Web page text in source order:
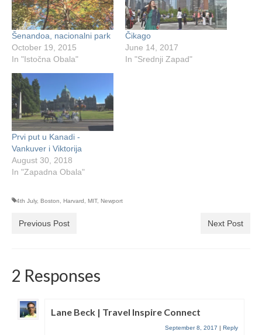
Šenandoa, nacionalni park
October 19, 2015
In "Istočna Obala"
Čikago
June 14, 2017
In "Srednji Zapad"
Prvi put u Kanadi -
Vankuver i Viktorija
August 30, 2018
In "Zapadna Obala"
4th July, Boston, Harvard, MIT, Newport
Previous Post Next Post
2 Responses
Lane Beck | Travel Inspire Connect
September 8, 2017 | Reply